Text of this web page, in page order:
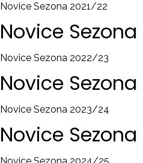
Novice Sezona 2021/22
Novice Sezona
Novice Sezona 2022/23
Novice Sezona
Novice Sezona 2023/24
Novice Sezona